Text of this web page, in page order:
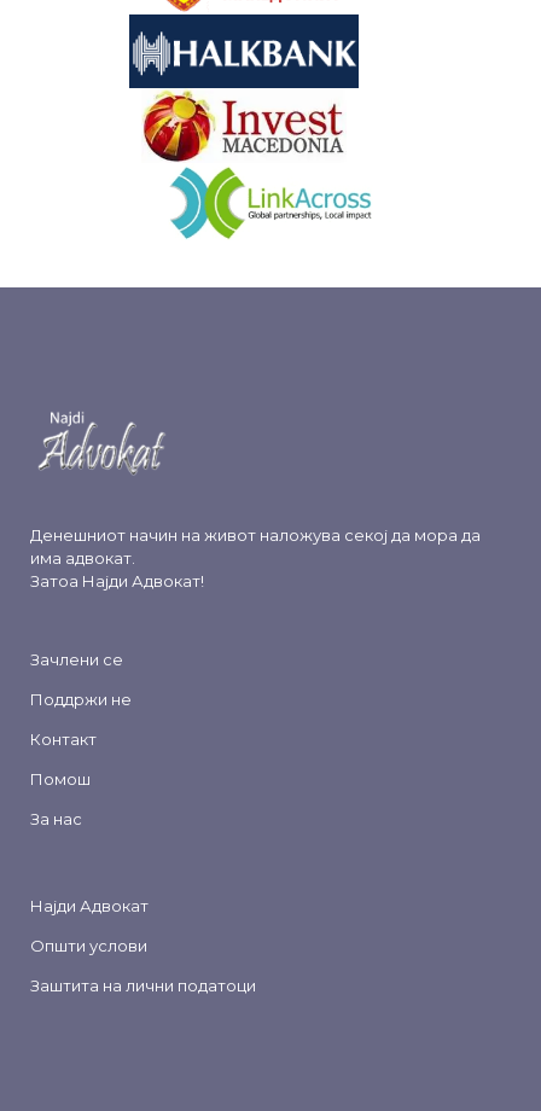
Денешниот начин на живот наложува секој да мора да
има адвокат.
Затоа Најди Адвокат!
Зачлени се
Поддржи не
Контакт
Помош
За нас
Најди Адвокат
Општи услови
Заштита на лични податоци